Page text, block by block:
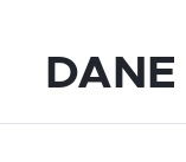
promocyjnym plikom